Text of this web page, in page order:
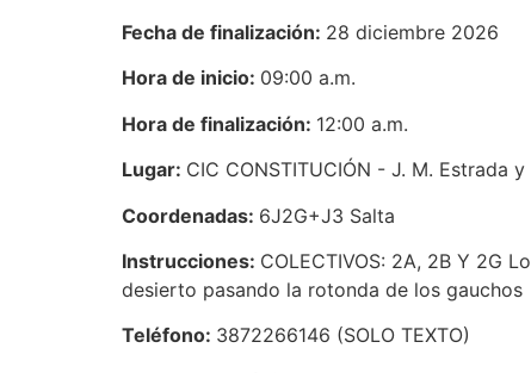
Fecha de finalización: 28 diciembre 2026
Hora de inicio: 09:00 a.m.
Hora de finalización: 12:00 a.m.
Lugar: CIC CONSTITUCIÓN - J. M. Estrada
Coordenadas: 6J2G+J3 Salta
Instrucciones: COLECTIVOS: 2A, 2B Y 2G
desierto pasando la rotonda de los gauchos
Teléfono: 3872266146 (SOLO TEXTO)